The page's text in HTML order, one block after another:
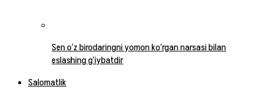
Sen o‘z birodaringni yomon ko‘rgan narsasi bilan
eslashing g‘iybatdir
Salomatlik